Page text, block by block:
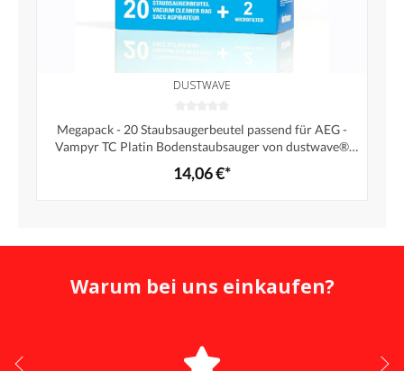
DUSTWAVE
Megapack - 20 Staubsaugerbeutel passend für AEG -
Vampyr TC Platin Bodenstaubsauger von dustwave®
Markenstaubbeutel – Made in Germany + inkl. Micro-
Filter
14,06 €*
Warum bei uns einkaufen?